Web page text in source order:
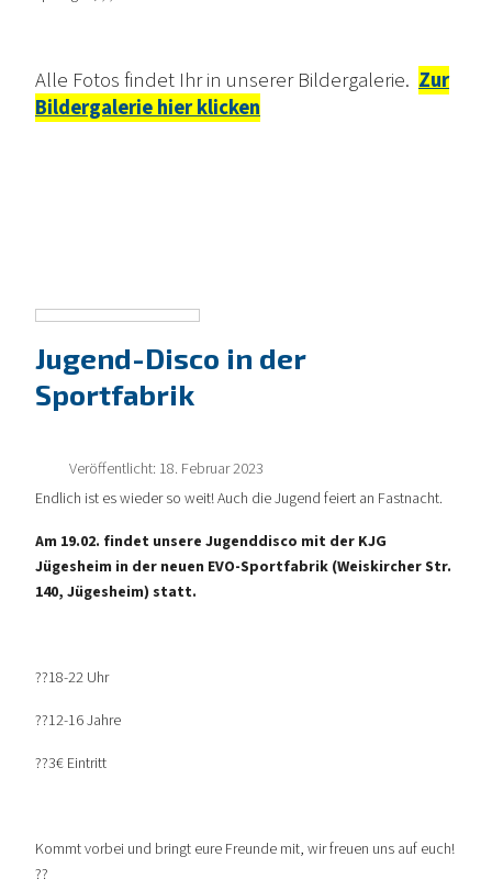
Alle Fotos findet Ihr in unserer Bildergalerie. Zur
Bildergalerie hier klicken
Jugend-Disco in der
Sportfabrik
Veröffentlicht: 18. Februar 2023
Endlich ist es wieder so weit! Auch die Jugend feiert an Fastnacht.
Am 19.02. findet unsere Jugenddisco mit der KJG
Jügesheim in der neuen EVO-Sportfabrik (Weiskircher Str.
140, Jügesheim) statt.
??18-22 Uhr
??12-16 Jahre
??3€ Eintritt
Kommt vorbei und bringt eure Freunde mit, wir freuen uns auf euch!
??